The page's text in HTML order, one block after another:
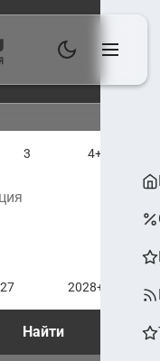
3 4+
2028+
Найти